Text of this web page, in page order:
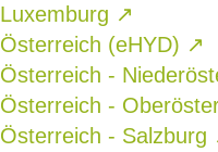
Luxemburg ↗
Österreich (eHYD) ↗
Österreich -
Österreich -
Österreich - Salzburg